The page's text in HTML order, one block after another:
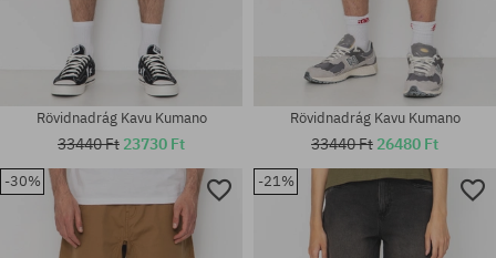
Elérhető méretek:
30; 32; 34; 36
Elérhető méretek:
Rövidnadrág Kavu Kumano
33440 Ft 23730 Ft
Rövidnadrág Kavu Kumano
33440 Ft 26480 Ft
-30% -21%